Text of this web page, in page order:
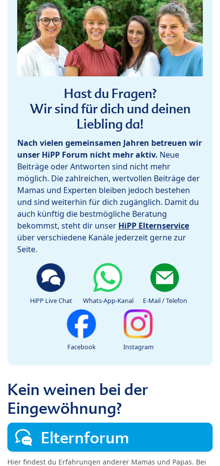
Hast du Fragen?
Wir sind für dich und deinen
Liebling da!
Nach vielen gemeinsamen Jahren betreuen wir
unser HiPP Forum nicht mehr aktiv. Neue
Beiträge oder Antworten sind nicht mehr
möglich. Die zahlreichen, wertvollen Beiträge der
Mamas und Experten bleiben jedoch bestehen
und sind weiterhin für dich zugänglich. Damit du
auch künftig die bestmögliche Beratung
bekommst, steht dir unser HiPP Elternservice
über verschiedene Kanäle jederzeit gerne zur
Seite.
HiPP Live Chat Whats-App-Kanal E-Mail / Telefon
Facebook Instagram
Kein weinen bei der
Eingewöhnung?
Elternforum
Hier findest du Erfahrungen anderer Mamas und Papas. Bei